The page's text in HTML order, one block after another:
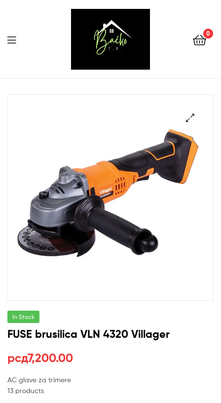
0
Menu
In Stock
FUSE brusilica VLN 4320 Villager
рсд7,200.00
AC glave za trimere
13 products